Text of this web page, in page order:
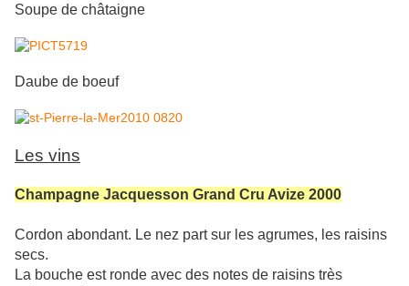
Soupe de châtaigne
Daube de boeuf
Les vins
Champagne Jacquesson Grand Cru Avize 2000
Cordon abondant. Le nez part sur les agrumes, les raisins
secs.
La bouche est ronde avec des notes de raisins très